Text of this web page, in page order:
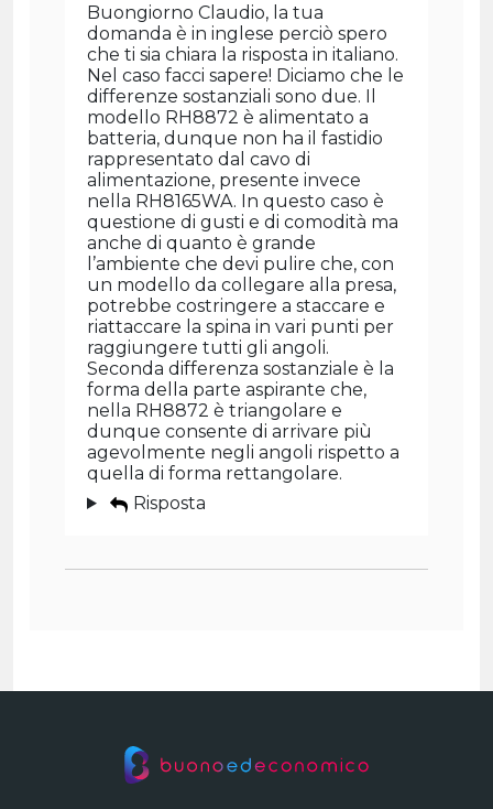
Buongiorno Claudio, la tua
domanda è in inglese perciò spero
che ti sia chiara la risposta in italiano.
Nel caso facci sapere! Diciamo che le
differenze sostanziali sono due. Il
modello RH8872 è alimentato a
batteria, dunque non ha il fastidio
rappresentato dal cavo di
alimentazione, presente invece
nella RH8165WA. In questo caso è
questione di gusti e di comodità ma
anche di quanto è grande
l’ambiente che devi pulire che, con
un modello da collegare alla presa,
potrebbe costringere a staccare e
riattaccare la spina in vari punti per
raggiungere tutti gli angoli.
Seconda differenza sostanziale è la
forma della parte aspirante che,
nella RH8872 è triangolare e
dunque consente di arrivare più
agevolmente negli angoli rispetto a
quella di forma rettangolare.
Risposta